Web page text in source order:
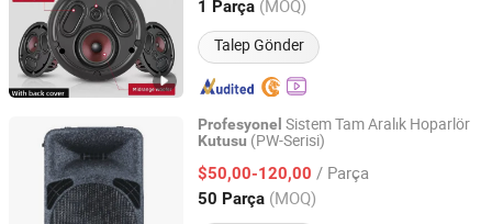
1 Parça (MOQ)
Talep Gönder
Profesyonel Sistem Tam Aralık Hoparlör
Kutusu (PW-Serisi)
$50,00-120,00 / Parça
50 Parça (MOQ)
Ninghai County Chalu Jinbaili Daily Necessities Store
Zhejiang, China Fiyat 2016